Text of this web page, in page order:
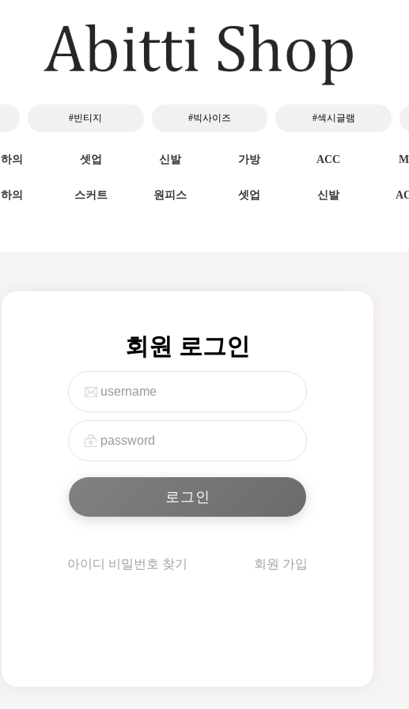
#빈티지 #빅사이즈 #섹시글램
하의 셋업 신발 가방 ACC
하의 스커트 원피스 셋업 신발
회원 로그인
아이디 비밀번호 찾기 회원 가입